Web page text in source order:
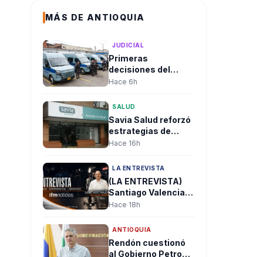
MÁS DE ANTIOQUIA
JUDICIAL
Primeras
decisiones del
gobierno De la
a más de 100
cabecillas
criminales a
cárceles de máxima
seguridad
Hace 6h
SALUD
Savia Salud reforzó
estrategias de
prevención y
anticonceptivos
para sus afiliados
Hace 16h
LA ENTREVISTA
(LA ENTREVISTA)
Santiago Valencia:
“El mayor reto del
será recuperar la
institucionalidad y
reconstruir la
Hace 18h
ANTIOQUIA
Rendón cuestionó
al Gobierno Petro